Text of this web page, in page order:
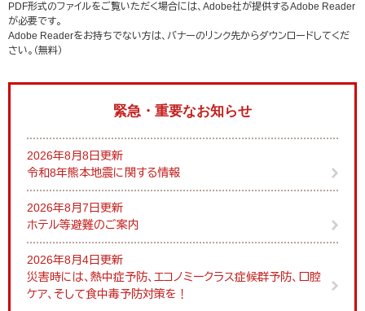
PDF形式のファイルをご覧いただく場合には、Adobe社が提供するAdobe Reader
が必要です。
Adobe Readerをお持ちでない方は、バナーのリンク先からダウンロードしてくだ
さい。（無料）
緊急・重要なお知らせ
2026年8月8日更新
令和8年熊本地震に関する情報
2026年8月7日更新
ホテル等避難のご案内
2026年8月4日更新
災害時には、熱中症予防、エコノミークラス症候群予防、口腔
ケア、そして食中毒予防対策を！